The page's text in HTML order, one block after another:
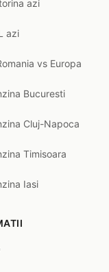
azi
azi
vs Europa
Bucuresti
Cluj-Napoca
Timisoara
Iasi